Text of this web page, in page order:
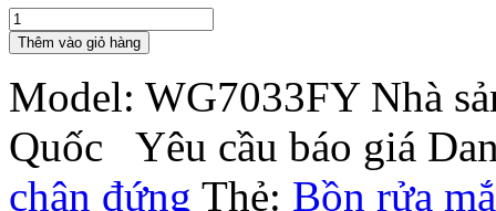
Thêm vào giỏ hàng
Model: WG7033FY Nhà
Quốc
Yêu cầu báo giá
chân đứng Thẻ: Bồn rửa